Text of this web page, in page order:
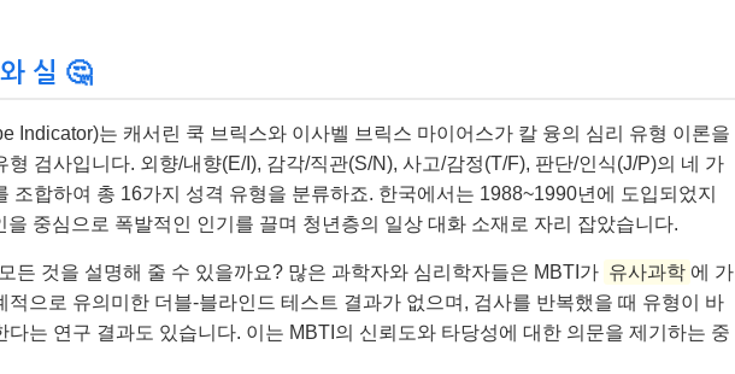
실 🤔
Indicator)는 캐서린 쿡 브릭스와 이사벨 브릭스 마이어스가 칼 융의 심리 유형 이론을
형 검사입니다. 외향/내향(E/I), 감각/직관(S/N), 사고/감정(T/F), 판단/인식(J/P)의 네 가
조합하여 총 16가지 성격 유형을 분류하죠. 한국에서는 1988~1990년에 도입되었지
을 중심으로 폭발적인 인기를 끌며 청년층의 일상 대화 소재로 자리 잡았습니다.
든 것을 설명해 줄 수 있을까요? 많은 과학자와 심리학자들은 MBTI가 유사과학 에 가
적으로 유의미한 더블-블라인드 테스트 결과가 없으며, 검사를 반복했을 때 유형이 바
다는 연구 결과도 있습니다. 이는 MBTI의 신뢰도와 타당성에 대한 의문을 제기하는 중